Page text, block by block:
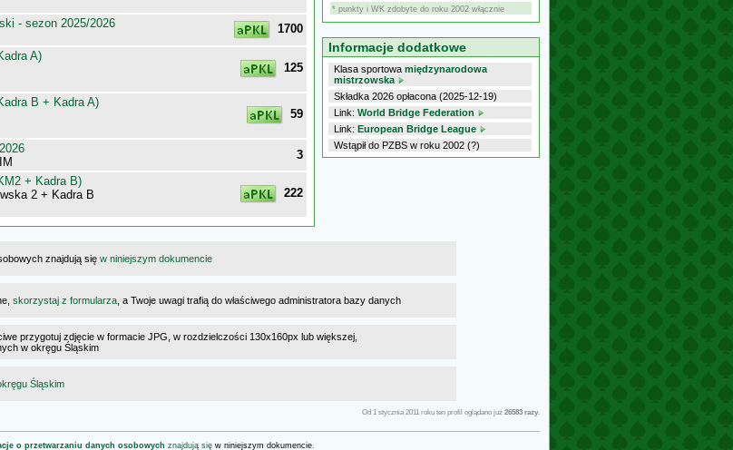
- sezon 2025/2026
1700
A)
125
B + Kadra A)
59
3
+ Kadra B)
2 + Kadra B
222
* punkty i WK zdobyte do roku 2002 włącznie
Informacje dodatkowe
Klasa sportowa międzynarodowa
mistrzowska
Składka 2026 opłacona (2025-12-19)
Link: World Bridge Federation
Link: European Bridge League
Wstąpił do PZBS w roku 2002 (?)
znajdują się w niniejszym dokumencie
skorzystaj z formularza , a Twoje uwagi trafią do właściwego administratora bazy danych
przygotuj zdjęcie w formacie JPG, w rozdzielczości 130x160px lub większej,
w okręgu Śląskim
Śląskim
Od 1 stycznia 2011 roku ten profil oglądano już 26583 razy.
o przetwarzaniu danych osobowych znajdują się w niniejszym dokumencie.